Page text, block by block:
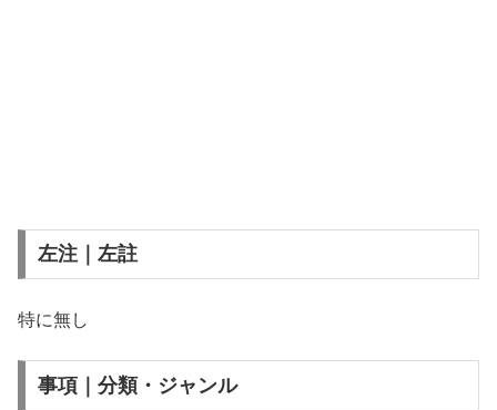
左注｜左註
特に無し
事項｜分類・ジャンル